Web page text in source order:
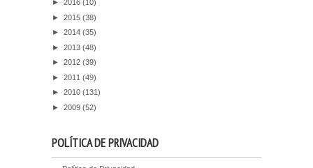
► 2016 (10)
► 2015 (38)
► 2014 (35)
► 2013 (48)
► 2012 (39)
► 2011 (49)
► 2010 (131)
► 2009 (52)
POLÍTICA DE PRIVACIDAD